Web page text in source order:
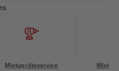
Mietgeräteservice